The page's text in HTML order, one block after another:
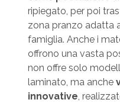
ripiegato, per poi
zona pranzo adatta
famiglia. Anche i
offrono una vasta
non offre solo
laminato, ma anche
innovative,